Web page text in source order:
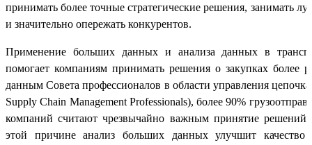
принимать более точные стратегические решения, занимать
и значительно опережать конкурентов.
Применение больших данных и анализа данных в
помогает компаниям принимать решения о закупках более
данным Совета профессионалов в области управления
Supply Chain Management Professionals), более 90%
компаний считают чрезвычайно важным принятие
этой причине анализ больших данных улучшит качество